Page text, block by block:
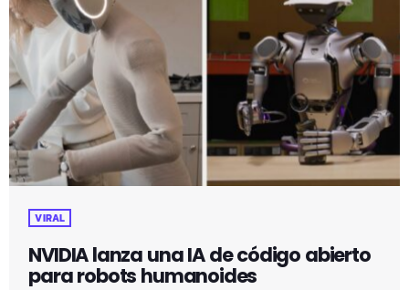
VIRAL
NVIDIA lanza una IA de código abierto
para robots humanoides